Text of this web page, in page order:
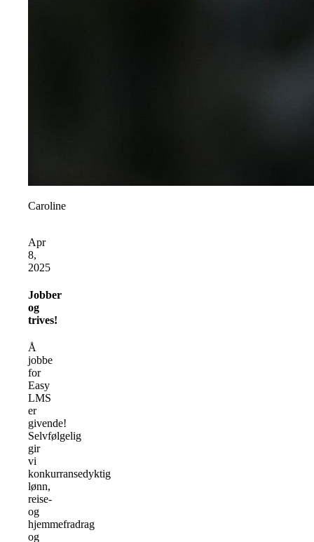
Caroline
Apr
8,
2025
Jobber
og
trives!
Å
jobbe
for
Easy
LMS
er
givende!
Selvfølgelig
gir
vi
konkurransedyktig
lønn,
reise-
og
hjemmefradrag
og